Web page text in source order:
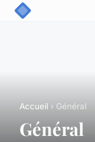
Accueil › Général
Général